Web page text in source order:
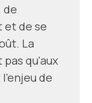
de
et de se
La
qu'aux
de